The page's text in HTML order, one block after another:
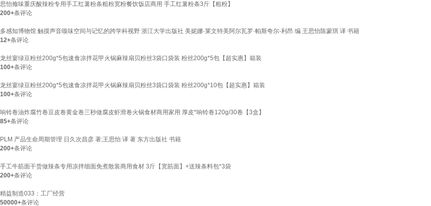
思怡飨味重庆酸辣粉专用手工红薯粉条粗粉宽粉餐饮饭店商用 手工红薯粉条3斤【粗粉】
200+条评论
多感知博物馆 触摸声音嗅味空间与记忆的跨学科视野 浙江大学出版社 美妮娜·莱文特美阿尔瓦罗·帕斯夸尔-利昂 编 王思怡陈蒙琪 译 书籍
12+条评论
龙丝宴绿豆粉丝200g*5包速食凉拌花甲火锅麻辣扇贝粉丝3袋口袋装 粉丝200g*5包【超实惠】箱装
100+条评论
龙丝宴绿豆粉丝200g*5包速食凉拌花甲火锅麻辣扇贝粉丝3袋口袋装 粉丝200g*10包【超实惠】箱装
100+条评论
响铃卷油炸腐竹卷豆皮卷黄金卷三秒做腐皮虾滑卷火锅食材商用家用 厚皮*响铃卷120g/30卷【3盒】
85+条评论
PLM 产品生命周期管理 日久次昌彦 著;王思怡 译 著 东方出版社 书籍
200+条评论
手工牛筋面干货做辣条专用凉拌细面免煮散装商用食材 3斤【宽筋面】+送辣条料包*3袋
200+条评论
精益制造033：工厂经营
50000+条评论